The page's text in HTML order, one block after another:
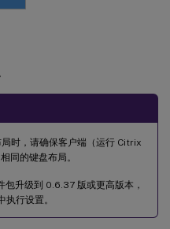
时，请确保客户端（运行 Citrix
同的键盘布局。
包升级到 0.6.37 版或更高版本，
执行设置。